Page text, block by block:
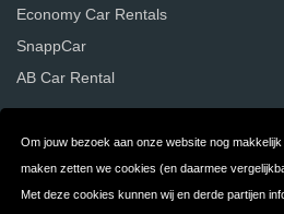
Om jouw bezoek aan onze website nog
maken zetten we cookies (en daarmee
Met deze cookies kunnen wij en derde partijen
Economy Car Rentals
SnappCar
AB Car Rental
Contact
Algemene